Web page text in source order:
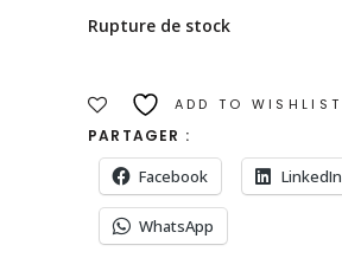
Rupture de stock
ADD TO WISHLIST
PARTAGER :
Facebook LinkedIn
WhatsApp